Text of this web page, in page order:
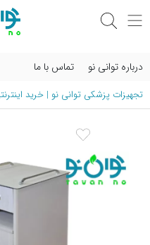
درباره توانی نو تماس با ما
تجهیزات پزشکی توانی نو | خرید